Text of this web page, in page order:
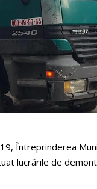
Întreprinderea
lucrările de